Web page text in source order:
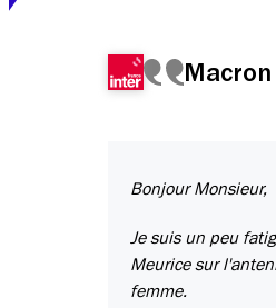
Bonjour Monsieur,
Je suis un peu
Meurice sur
femme.